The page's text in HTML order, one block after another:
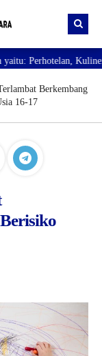
Kuliner,
Berkembang
16-17